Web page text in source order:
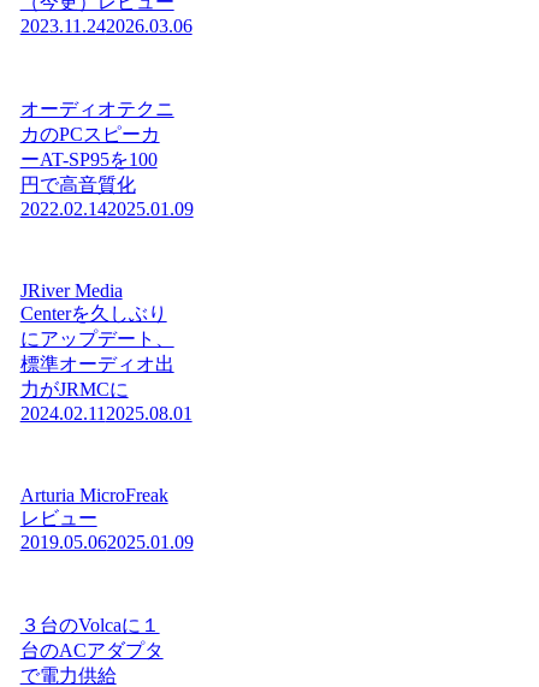
2023.11.242026.03.06
オーディオテクニ
カのPCスピーカ
ーAT-SP95を100
円で高音質化
2022.02.142025.01.09
JRiver Media
Centerを久しぶり
にアップデート、
標準オーディオ出
力がJRMCに
2024.02.11 2025.08.01
Arturia MicroFreak
レビュー
2019.05.062025.01.09
３台のVolcaに１
台のACアダプタ
で電力供給